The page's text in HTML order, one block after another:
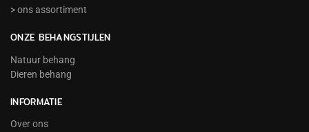
> ons assortiment
ONZE BEHANGSTIJLEN
Natuur behang
Dieren behang
INFORMATIE
Over ons